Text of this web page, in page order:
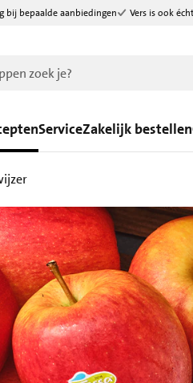
bij bepaalde aanbiedingen Vers is ook
ServiceZakelijk bestellen